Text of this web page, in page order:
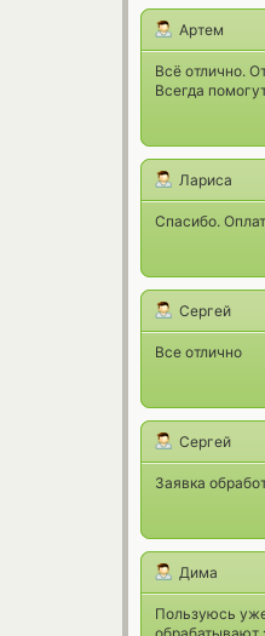
Артем
Всё отлично.
Всегда
Лариса
Спасибо.
Сергей
Все отлично
Сергей
Заявка
Дима
Пользуюсь